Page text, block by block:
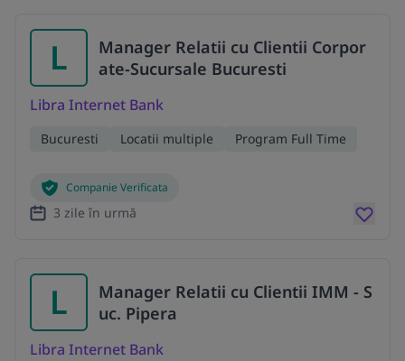
L
Manager Relatii cu Clientii Corpor
ate-Sucursale Bucuresti
Libra Internet Bank
Bucuresti Locatii multiple Program Full Time
Companie Verificata
3 zile în urmă
L
Manager Relatii cu Clientii IMM - S
uc. Pipera
Libra Internet Bank